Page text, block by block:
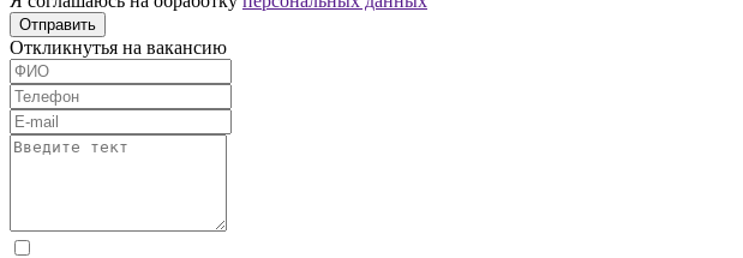
Отправить
Откликнутья на вакансию